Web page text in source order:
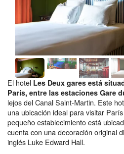
El hotel Les Deux gares está
París, entre las estaciones Gare
lejos del Canal Saint-Martin. Este
una ubicación ideal para visitar
pequeño establecimiento está
cuenta con una decoración original
inglés Luke Edward Hall.